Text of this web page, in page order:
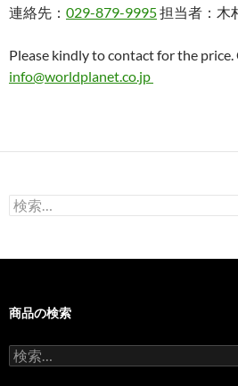
連絡先： 029-879-9995担当者：木
Please kindly to contact for the
info@worldplanet.co.jp
検
索:
商品の検索
検
索: